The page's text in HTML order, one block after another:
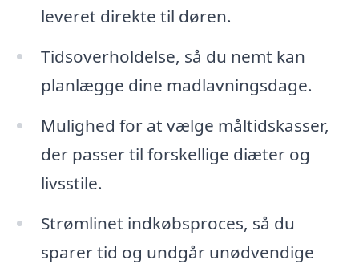
leveret direkte til døren.
Tidsoverholdelse, så du nemt kan
planlægge dine madlavningsdage.
Mulighed for at vælge måltidskasser,
der passer til forskellige diæter og
livsstile.
Strømlinet indkøbsproces, så du
sparer tid og undgår unødvendige